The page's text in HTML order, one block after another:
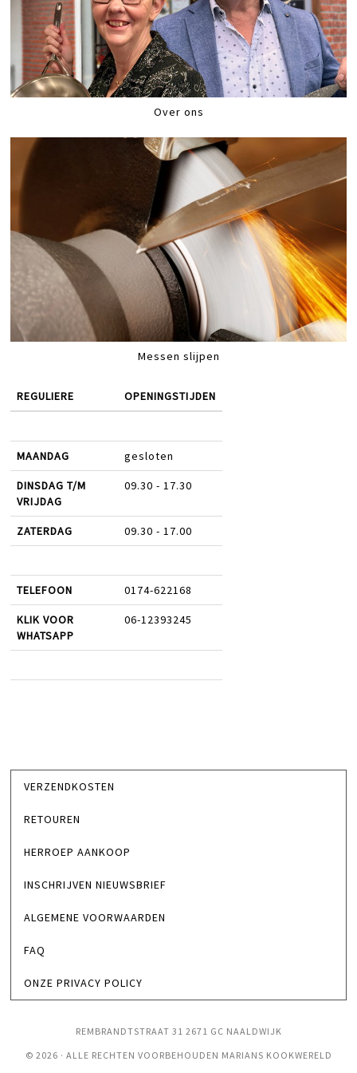
Over ons
Messen slijpen
REGULIERE OPENINGSTIJDEN
MAANDAG gesloten
DINSDAG T/M
VRIJDAG
09.30 - 17.30
ZATERDAG 09.30 - 17.00
TELEFOON 0174-622168
KLIK VOOR
WHATSAPP
06-12393245
VERZENDKOSTEN
RETOUREN
HERROEP AANKOOP
INSCHRIJVEN NIEUWSBRIEF
ALGEMENE VOORWAARDEN
FAQ
ONZE PRIVACY POLICY
REMBRANDTSTRAAT 31 2671 GC NAALDWIJK
© 2026 · ALLE RECHTEN VOORBEHOUDEN MARIANS KOOKWERELD